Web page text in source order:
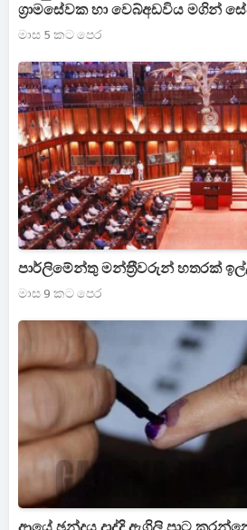
ග්‍රාමසේවක හා වෙබ්අඩවිය මගින්
මාස 5 කට පෙර
පාර්ලිමේන්තු මන්ත‍්‍රීවරුන් හතරක්
මාස 9 කට පෙර